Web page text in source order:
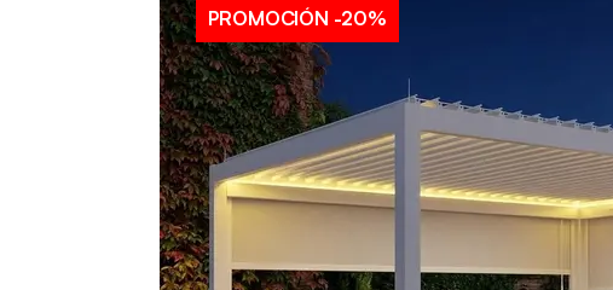
PROMOCIÓN -20%